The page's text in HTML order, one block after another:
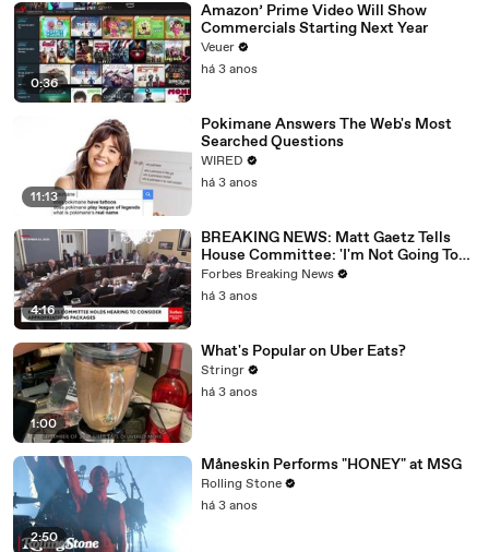
0:36
Amazon’ Prime Video Will Show
Commercials Starting Next Year
Veuer
há 3 anos
11:13
Pokimane Answers The Web's Most
Searched Questions
WIRED
há 3 anos
4:16
BREAKING NEWS: Matt Gaetz Tells
House Committee: 'I'm Not Going To
Vote For A Continuing Resolution'
Forbes Breaking News
há 3 anos
1:00
What's Popular on Uber Eats?
Stringr
há 3 anos
2:50
Måneskin Performs "HONEY" at MSG
Rolling Stone
há 3 anos